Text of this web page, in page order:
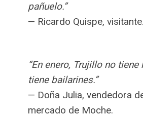
pañuelo.”
— Ricardo Quispe, visitante.
“En enero, Trujillo no
tiene bailarines.”
— Doña Julia, vendedora
mercado de Moche.